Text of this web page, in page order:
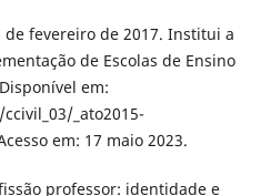
de fevereiro de 2017. Institui a
de Escolas de Ensino
em:
_ato2015-
em: 17 maio 2023.
professor: identidade e